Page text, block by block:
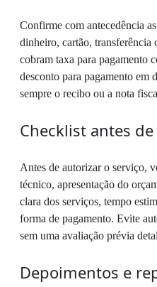
Confirme com antecedência
dinheiro, cartão, transferência
cobram taxa para pagamento
desconto para pagamento
sempre o recibo ou a nota
Checklist antes
Antes de autorizar o serviço,
técnico, apresentação do
clara dos serviços, tempo
forma de pagamento. Evite
sem uma avaliação prévia
Depoimentos e